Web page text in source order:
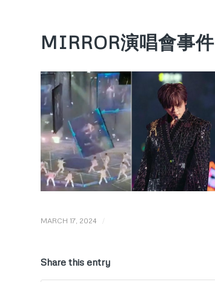
MIRROR演唱會事件
MARCH 17, 2024 /
Share this entry